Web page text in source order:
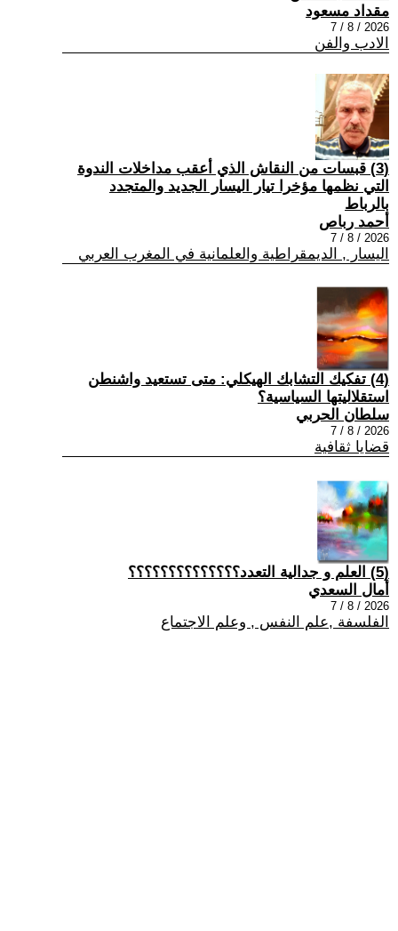
مقداد مسعود
2026 / 8 / 7
الادب والفن
(3) قبسات من النقاش الذي أعقب مداخلات الندوة
التي نظمها مؤخرا تيار اليسار الجديد والمتجدد
بالرباط
أحمد رباص
2026 / 8 / 7
اليسار , الديمقراطية والعلمانية في المغرب العربي
(4) تفكيك التشابك الهيكلي: متى تستعيد واشنطن
استقلاليتها السياسية؟
سلطان الحربي
2026 / 8 / 7
قضايا ثقافية
(5) العلم و جدالية التعدد؟؟؟؟؟؟؟؟؟؟؟؟؟؟
أمال السعدي
2026 / 8 / 7
الفلسفة ,علم النفس , وعلم الاجتماع